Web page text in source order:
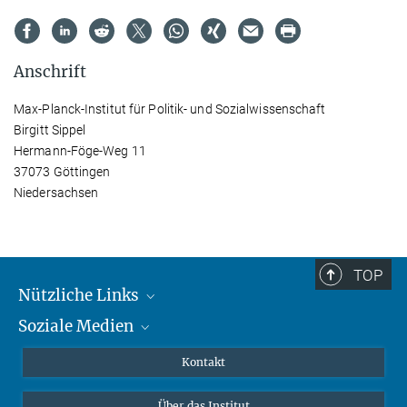
Anschrift
Max-Planck-Institut für Politik- und Sozialwissenschaft
Birgitt Sippel
Hermann-Föge-Weg 11
37073 Göttingen
Niedersachsen
TOP
Nützliche Links
MMG Alumni Corner
Soziale Medien
Bluesky
Kontakt